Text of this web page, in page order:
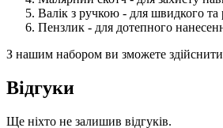
Валік з ручкою - для швидкого та
Пензлик - для дотепного
З нашим набором ви зможете здійснити
Відгуки
Ще ніхто не залишив відгуків.